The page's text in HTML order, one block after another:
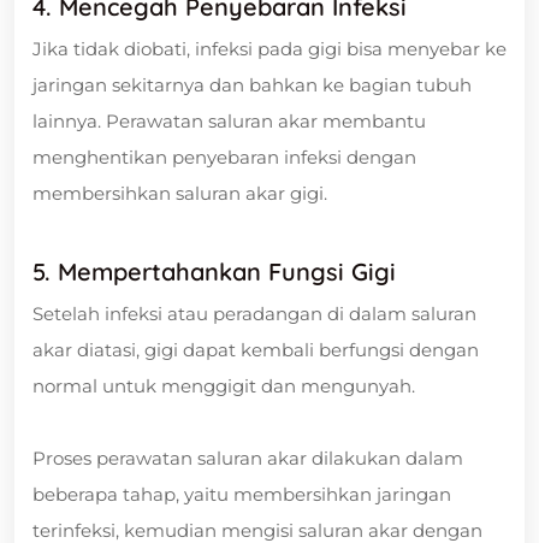
4. Mencegah Penyebaran Infeksi
Jika tidak diobati, infeksi pada gigi bisa menyebar ke
jaringan sekitarnya dan bahkan ke bagian tubuh
lainnya. Perawatan saluran akar membantu
menghentikan penyebaran infeksi dengan
membersihkan saluran akar gigi.
5. Mempertahankan Fungsi Gigi
Setelah infeksi atau peradangan di dalam saluran
akar diatasi, gigi dapat kembali berfungsi dengan
normal untuk menggigit dan mengunyah.
Proses perawatan saluran akar dilakukan dalam
beberapa tahap, yaitu membersihkan jaringan
terinfeksi, kemudian mengisi saluran akar dengan